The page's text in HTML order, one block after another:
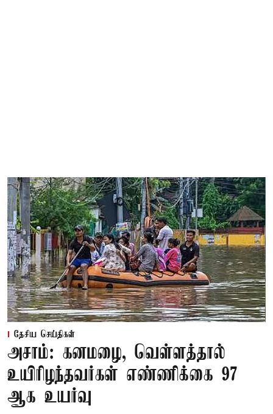
தேசிய செய்திகள்
அசாம்: கனமழை, வெள்ளத்தால்
உயிரிழந்தவர்கள் எண்ணிக்கை 97
ஆக உயர்வு